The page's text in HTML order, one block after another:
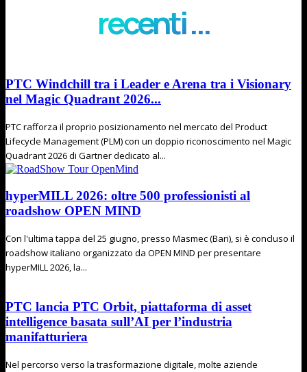
recenti ...
PTC Windchill tra i Leader e Arena tra i Visionary
nel Magic Quadrant 2026...
PTC rafforza il proprio posizionamento nel mercato del Product
Lifecycle Management (PLM) con un doppio riconoscimento nel Magic
Quadrant 2026 di Gartner dedicato al...
hyperMILL 2026: oltre 500 professionisti al
roadshow OPEN MIND
Con l'ultima tappa del 25 giugno, presso Masmec (Bari), si è concluso il
roadshow italiano organizzato da OPEN MIND per presentare
hyperMILL 2026, la...
PTC lancia PTC Orbit, piattaforma di asset
intelligence basata sull’AI per l’industria
manifatturiera
Nel percorso verso la trasformazione digitale, molte aziende